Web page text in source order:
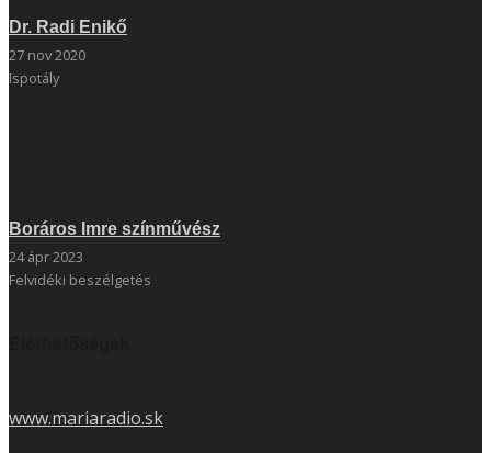
Dr. Radi Enikő
27 nov 2020
Ispotály
Boráros Imre színművész
24 ápr 2023
Felvidéki beszélgetés
www.mariaradio.sk